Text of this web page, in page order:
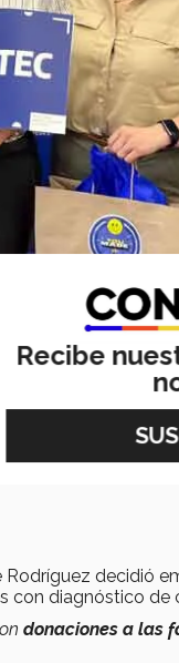
| Foto: Hannia Morales
Rodríguez decidió
con diagnóstico de
donaciones a las
Recibe